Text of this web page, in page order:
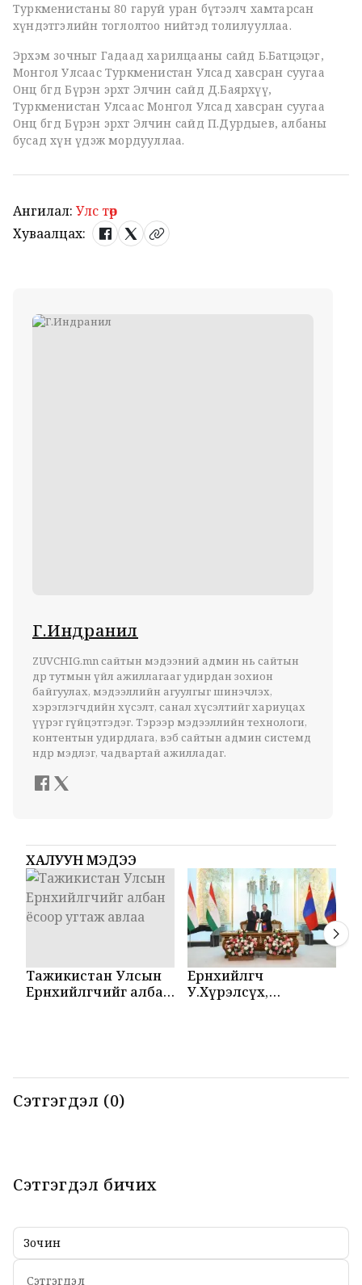
Туркменистаны 80 гаруй уран бүтээлч хамтарсан
хүндэтгэлийн тоглолтоо нийтэд толилууллаа.
Эрхэм зочныг Гадаад харилцааны сайд Б.Батцэцэг,
Монгол Улсаас Туркменистан Улсад хавсран суугаа
Онц бөгөөд Бүрэн эрхт Элчин сайд Д.Баярхүү,
Туркменистан Улсаас Монгол Улсад хавсран суугаа
Онц бөгөөд Бүрэн эрхт Элчин сайд П.Дурдыев, албаны
бусад хүн үдэж мордууллаа.
Ангилал: Улс төр
Хуваалцах:
Г.Индранил
ZUVCHIG.mn сайтын мэдээний админ нь сайтын
өдөр тутмын үйл ажиллагааг удирдан зохион
байгуулах, мэдээллийн агуулгыг шинэчлэх,
хэрэглэгчдийн хүсэлт, санал хүсэлтийг хариуцах
үүрэг гүйцэтгэдэг. Тэрээр мэдээллийн технологи,
контентын удирдлага, вэб сайтын админ системд
өндөр мэдлэг, чадвартай ажилладаг.
ХАЛУУН МЭДЭЭ
Тажикистан Улсын
Ерөнхийлөгчийг албан
Ерөнхийлөгч
У.Хүрэлсүх,
Сэтгэгдэл (0)
Сэтгэгдэл бичих